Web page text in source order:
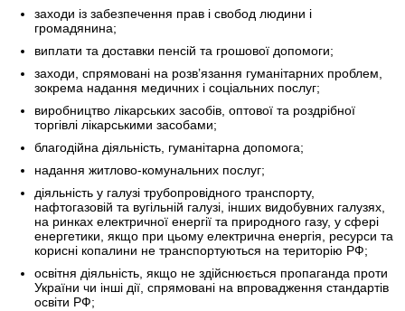
заходи із забезпечення прав і свобод людини і
громадянина;
виплати та доставки пенсій та грошової допомоги;
заходи, спрямовані на розв’язання гуманітарних проблем,
зокрема надання медичних і соціальних послуг;
виробництво лікарських засобів, оптової та роздрібної
торгівлі лікарськими засобами;
благодійна діяльність, гуманітарна допомога;
надання житлово-комунальних послуг;
діяльність у галузі трубопровідного транспорту,
нафтогазовій та вугільній галузі, інших видобувних галузях,
на ринках електричної енергії та природного газу, у сфері
енергетики, якщо при цьому електрична енергія, ресурси та
корисні копалини не транспортуються на територію РФ;
освітня діяльність, якщо не здійснюється пропаганда проти
України чи інші дії, спрямовані на впровадження стандартів
освіти РФ;